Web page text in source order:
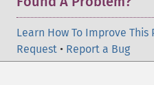
Learn How To Improve This
Request • Report a Bug